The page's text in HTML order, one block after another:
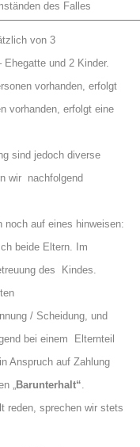
des Falles
von 3
und 2 Kinder.
vorhanden, erfolgt
vorhanden, erfolgt eine
sind jedoch diverse
wir nachfolgend
auf eines hinweisen:
beide Eltern. Im
des Kindes.
/ Scheidung, und
bei einem Elternteil
Anspruch auf Zahlung
„Barunterhalt“.
reden, sprechen wir stets